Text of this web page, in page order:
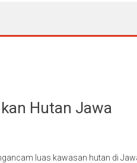
Hutan Jawa
luas kawasan hutan di